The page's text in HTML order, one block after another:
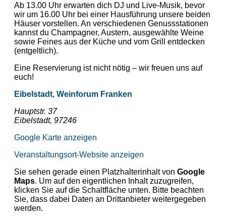
Ab 13.00 Uhr erwarten dich DJ und Live-Musik, bevor
wir um 16.00 Uhr bei einer Hausführung unsere beiden
Häuser vorstellen. An verschiedenen Genussstationen
kannst du Champagner, Austern, ausgewählte Weine
sowie Feines aus der Küche und vom Grill entdecken
(entgeltlich).
Eine Reservierung ist nicht nötig – wir freuen uns auf
euch!
Eibelstadt, Weinforum Franken
Hauptstr. 37
Eibelstadt, 97246
Google Karte anzeigen
Veranstaltungsort-Website anzeigen
Sie sehen gerade einen Platzhalterinhalt von Google
Maps. Um auf den eigentlichen Inhalt zuzugreifen,
klicken Sie auf die Schaltfläche unten. Bitte beachten
Sie, dass dabei Daten an Drittanbieter weitergegeben
werden.